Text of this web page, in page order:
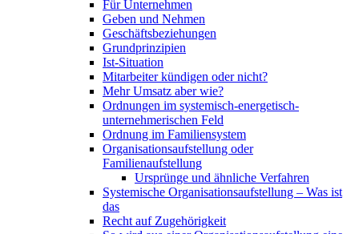
Für Unternehmen
Geben und Nehmen
Geschäftsbeziehungen
Grundprinzipien
Ist-Situation
Mitarbeiter kündigen oder nicht?
Mehr Umsatz aber wie?
Ordnungen im systemisch-energetisch-
unternehmerischen Feld
Ordnung im Familiensystem
Organisationsaufstellung oder
Familienaufstellung
Ursprünge und ähnliche Verfahren
Systemische Organisationsaufstellung – Was ist
das
Recht auf Zugehörigkeit